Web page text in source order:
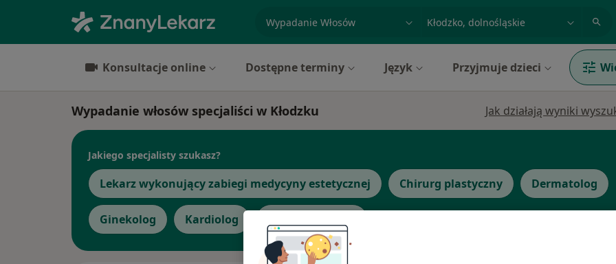
specjalizacja, badanie lub nazwiskomiasto lub dzielnica
Konsultacje online Dostępne terminy Język Przyjmuje dzieci
Wypadanie włosów specjaliści w Kłodzku Jak działają wyniki
Jakiego specjalisty szukasz?
Lekarz wykonujący zabiegi medycyny estetycznej Chirurg plastyczny Dermatolog
Ginekolog Kardiolog